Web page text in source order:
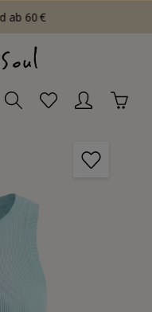
ab 60 €